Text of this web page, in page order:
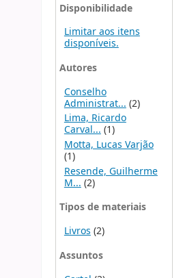
Disponibilidade
Limitar aos itens
disponíveis.
Autores
Conselho
Administrat... (2)
Lima, Ricardo
Carval...(1)
Motta, Lucas Varjão
(1)
Resende, Guilherme
M... (2)
Tipos de materiais
Livros (2)
Assuntos